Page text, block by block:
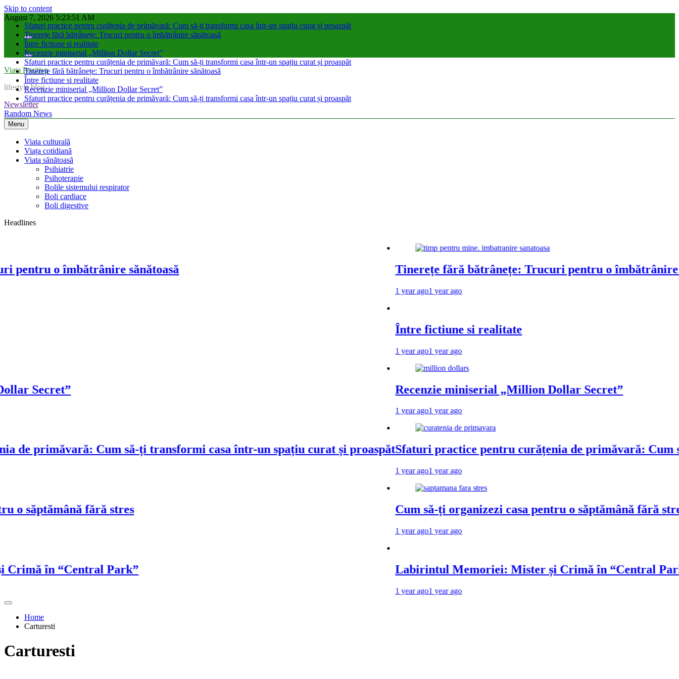
Skip to content
August 7, 2026 5:23:52 AM
Sfaturi practice pentru curățenia de primăvară: Cum să-ți transformi casa într-un spațiu curat și proaspăt
Tinerețe fără bătrânețe: Trucuri pentru o îmbătrânire sănătoasă
Între fictiune si realitate
Recenzie miniserial „Million Dollar Secret”
Sfaturi practice pentru curățenia de primăvară: Cum să-ți transformi casa într-un spațiu curat și proaspăt
Tinerețe fără bătrânețe: Trucuri pentru o îmbătrânire sănătoasă
Între fictiune si realitate
Recenzie miniserial „Million Dollar Secret”
Sfaturi practice pentru curățenia de primăvară: Cum să-ți transformi casa într-un spațiu curat și proaspăt
Viata Pozitiva
lifestyle blog
Newsletter
Random News
Menu
Viata culturală
Viața cotidiană
Viata sănătoasă
Psihiatrie
Psihoterapie
Bolile sistemului respirator
Boli cardiace
Boli digestive
Headlines
o îmbătrânire sănătoasă
Secret”
primăvară: Cum să-ți transformi casa într-un spațiu curat și proaspăt
săptămână fără stres
în “Central Park”
Tinerețe fără bătrânețe: Trucuri pentru o îmbătrânire
1 year ago1 year ago
Între fictiune si realitate
1 year ago1 year ago
Recenzie miniserial „Million Dollar Secret”
1 year ago1 year ago
Sfaturi practice pentru curățenia de primăvară: Cum
1 year ago1 year ago
Cum să-ți organizezi casa pentru o săptămână fără stres
1 year ago1 year ago
Labirintul Memoriei: Mister și Crimă în “Central Park”
1 year ago1 year ago
Home
Carturesti
Carturesti